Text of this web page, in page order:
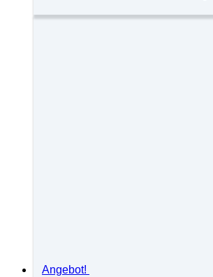
Angebot!